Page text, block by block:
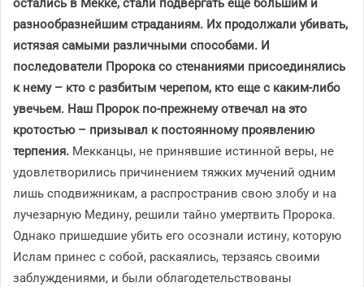
остались в Мекке, стали подвергать еще большим и
разнообразнейшим страданиям. Их продолжали убивать,
истязая самыми различными способами. И
последователи Пророка со стенаниями присоединялись
к нему – кто с разбитым черепом, кто еще с каким-либо
увечьем. Наш Пророк по-прежнему отвечал на это
кротостью – призывал к постоянному проявлению
терпения. Мекканцы, не принявшие истинной веры, не
удовлетворились причинением тяжких мучений одним
лишь сподвижникам, а распространив свою злобу и на
лучезарную Медину, решили тайно умертвить Пророка.
Однако пришедшие убить его осознали истину, которую
Ислам принес с собой, раскаялись, терзаясь своими
заблуждениями, и были облагодетельствованы